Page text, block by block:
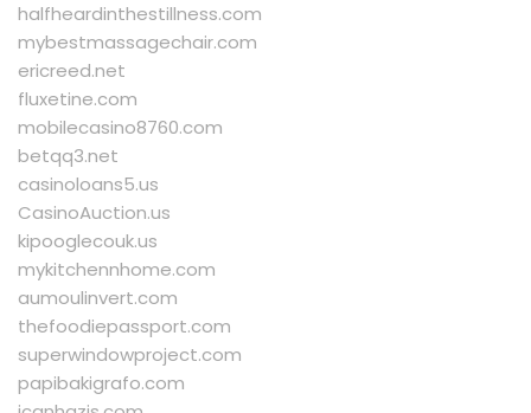
halfheardinthestillness.com
mybestmassagechair.com
ericreed.net
fluxetine.com
mobilecasino8760.com
betqq3.net
casinoloans5.us
CasinoAuction.us
kipooglecouk.us
mykitchennhome.com
aumoulinvert.com
thefoodiepassport.com
superwindowproject.com
papibakigrafo.com